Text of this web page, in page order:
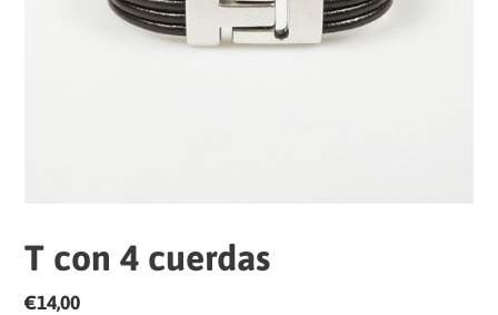
T con 4 cuerdas
Precio
€14,00